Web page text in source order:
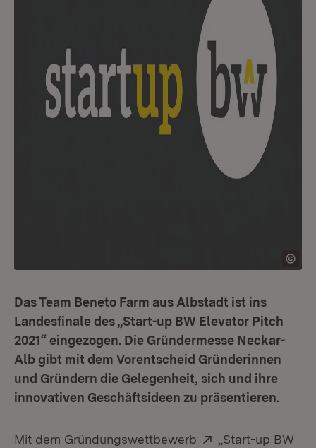
Das Team Beneto Farm aus Albstadt ist ins
Landesfinale des „Start-up BW Elevator Pitch
2021“ eingezogen. Die Gründermesse Neckar-
Alb gibt mit dem Vorentscheid Gründerinnen
und Gründern die Gelegenheit, sich und ihre
innovativen Geschäftsideen zu präsentieren.
Mit dem Gründungswettbewerb Extern:
„Start-up BW